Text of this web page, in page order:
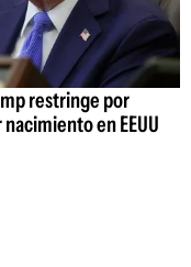
restringe por
en EEUU